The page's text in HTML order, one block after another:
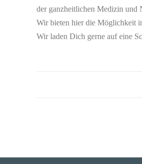
der ganzheitlichen Medizin und
Wir bieten hier die Möglichkeit
Wir laden Dich gerne auf eine